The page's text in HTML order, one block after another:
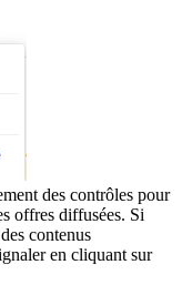
des contrôles pour
offres diffusées. Si
contenus
en cliquant sur